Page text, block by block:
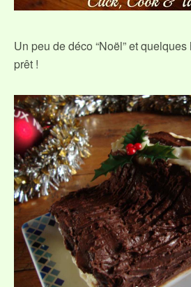
Un peu de déco “Noël” et quelques
prêt !